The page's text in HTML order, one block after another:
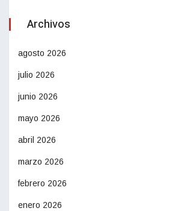
Archivos
agosto 2026
julio 2026
junio 2026
mayo 2026
abril 2026
marzo 2026
febrero 2026
enero 2026